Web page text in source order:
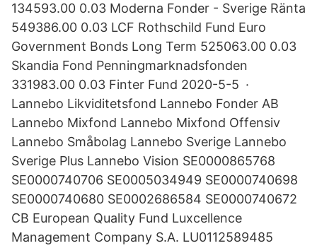
134593.00 0.03 Moderna Fonder - Sverige Ränta
549386.00 0.03 LCF Rothschild Fund Euro
Government Bonds Long Term 525063.00 0.03
Skandia Fond Penningmarknadsfonden
331983.00 0.03 Finter Fund 2020-5-5 ·
Lannebo Likviditetsfond Lannebo Fonder AB
Lannebo Mixfond Lannebo Mixfond Offensiv
Lannebo Småbolag Lannebo Sverige Lannebo
Sverige Plus Lannebo Vision SE0000865768
SE0000740706 SE0005034949 SE0000740698
SE0000740680 SE0002686584 SE0000740672
CB European Quality Fund Luxcellence
Management Company S.A. LU0112589485